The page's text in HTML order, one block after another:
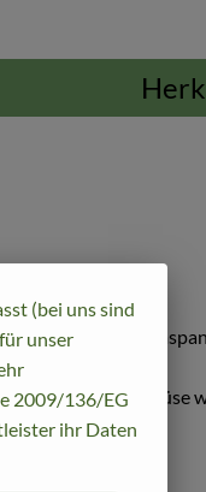
das persische
genutzte Gemüse
(bei uns sind
unser
2009/136/EG
ihr Daten